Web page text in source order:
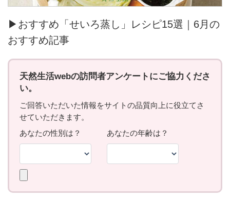
▶おすすめ「せいろ蒸し」レシピ15選｜6月の
おすすめ記事